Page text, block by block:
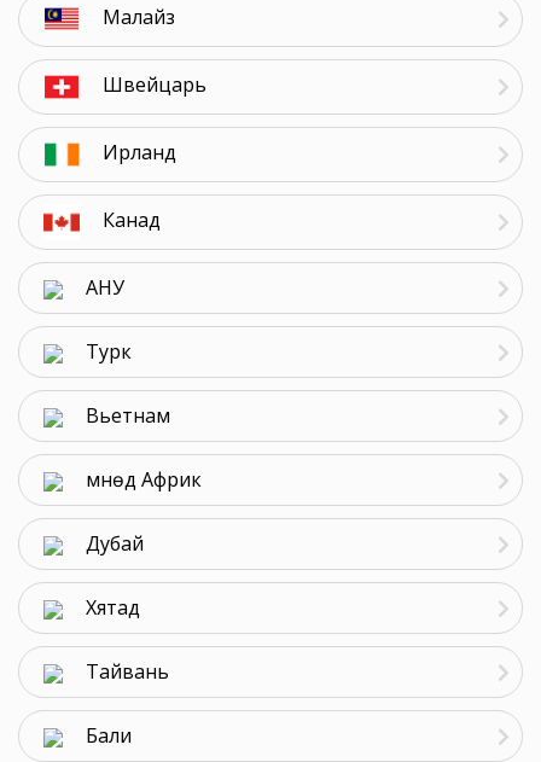
Малайз
Швейцарь
Ирланд
Канад
АНУ
Турк
Вьетнам
Өмнөд Африк
Дубай
Хятад
Тайвань
Бали